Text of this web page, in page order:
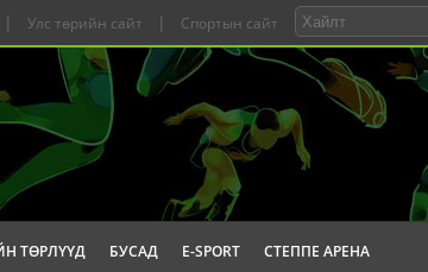
| Улс төрийн сайт | Спортын сайт
ТӨРЛҮҮД БУСАД E-SPORT СТЕППЕ АРЕНА